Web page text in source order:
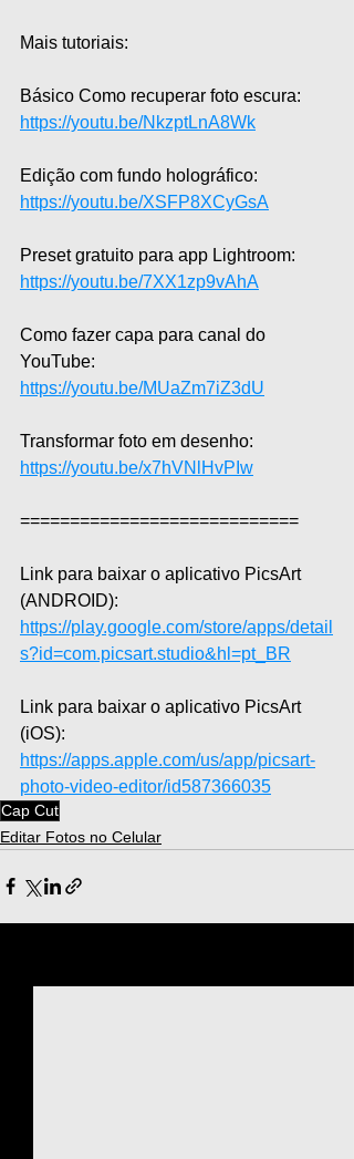
Mais tutoriais:
Básico Como recuperar foto escura:
https://youtu.be/NkzptLnA8Wk
Edição com fundo holográfico:
https://youtu.be/XSFP8XCyGsA
Preset gratuito para app Lightroom:
https://youtu.be/7XX1zp9vAhA
Como fazer capa para canal do
YouTube:
https://youtu.be/MUaZm7iZ3dU
Transformar foto em desenho:
https://youtu.be/x7hVNlHvPIw
============================
Link para baixar o aplicativo PicsArt
(ANDROID):
https://play.google.com/store/apps/detail
s?id=com.picsart.studio&hl=pt_BR
Link para baixar o aplicativo PicsArt
(iOS):
https://apps.apple.com/us/app/picsart-
photo-video-editor/id587366035
Cap Cut
Editar Fotos no Celular